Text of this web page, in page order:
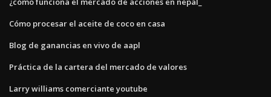
Cómo procesar el aceite de coco en casa
Blog de ganancias en vivo de aapl
Práctica de la cartera del mercado de valores
Larry williams comerciante youtube